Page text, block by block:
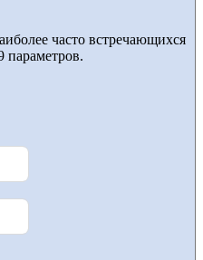
часто встречающихся
параметров.